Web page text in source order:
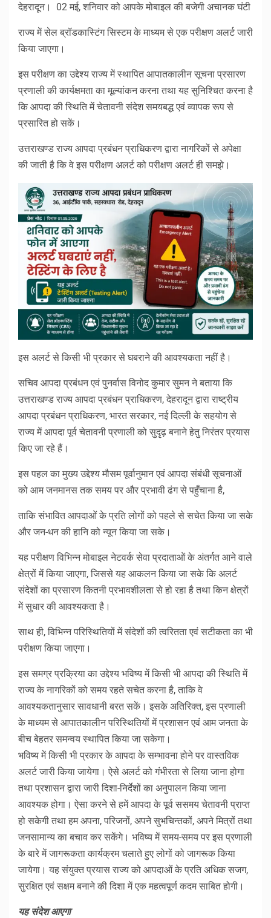
देहरादून। 02 मई, शनिवार को आपके मोबाइल की बजेगी अचानक घंटी
राज्य में सेल ब्रॉडकास्टिंग सिस्टम के माध्यम से एक परीक्षण अलर्ट जारी
किया जाएगा।
इस परीक्षण का उद्देश्य राज्य में स्थापित आपातकालीन सूचना प्रसारण
प्रणाली की कार्यक्षमता का मूल्यांकन करना तथा यह सुनिश्चित करना है
कि आपदा की स्थिति में चेतावनी संदेश समयबद्ध एवं व्यापक रूप से
प्रसारित हो सकें।
उत्तराखण्ड राज्य आपदा प्रबंधन प्राधिकरण द्वारा नागरिकों से अपेक्षा
की जाती है कि वे इस परीक्षण अलर्ट को परीक्षण अलर्ट ही समझे।
इस अलर्ट से किसी भी प्रकार से घबराने की आवश्यकता नहीं है।
सचिव आपदा प्रबंधन एवं पुनर्वास विनोद कुमार सुमन ने बताया कि
उत्तराखण्ड राज्य आपदा प्रबंधन प्राधिकरण, देहरादून द्वारा राष्ट्रीय
आपदा प्रबंधन प्राधिकरण, भारत सरकार, नई दिल्ली के सहयोग से
राज्य में आपदा पूर्व चेतावनी प्रणाली को सुदृढ़ बनाने हेतु निरंतर प्रयास
किए जा रहे हैं।
इस पहल का मुख्य उद्देश्य मौसम पूर्वानुमान एवं आपदा संबंधी सूचनाओं
को आम जनमानस तक समय पर और प्रभावी ढंग से पहुँचाना है,
ताकि संभावित आपदाओं के प्रति लोगों को पहले से सचेत किया जा सके
और जन-धन की हानि को न्यून किया जा सके।
यह परीक्षण विभिन्न मोबाइल नेटवर्क सेवा प्रदाताओं के अंतर्गत आने वाले
क्षेत्रों में किया जाएगा, जिससे यह आकलन किया जा सके कि अलर्ट
संदेशों का प्रसारण कितनी प्रभावशीलता से हो रहा है तथा किन क्षेत्रों
में सुधार की आवश्यकता है।
साथ ही, विभिन्न परिस्थितियों में संदेशों की त्वरितता एवं सटीकता का भी
परीक्षण किया जाएगा।
इस समग्र प्रक्रिया का उद्देश्य भविष्य में किसी भी आपदा की स्थिति में
राज्य के नागरिकों को समय रहते सचेत करना है, ताकि वे
आवश्यकतानुसार सावधानी बरत सकें। इसके अतिरिक्त, इस प्रणाली
के माध्यम से आपातकालीन परिस्थितियों में प्रशासन एवं आम जनता के
बीच बेहतर समन्वय स्थापित किया जा सकेगा।
भविष्य में किसी भी प्रकार के आपदा के सम्भावना होने पर वास्तविक
अलर्ट जारी किया जायेगा। ऐसे अलर्ट को गंभीरता से लिया जाना होगा
तथा प्रशासन द्वारा जारी दिशा-निर्देशों का अनुपालन किया जाना
आवश्यक होगा। ऐसा करने से हमें आपदा के पूर्व ससमय चेतावनी प्राप्त
हो सकेगी तथा हम अपना, परिजनों, अपने सुभचिन्तकों, अपने मित्रों तथा
जनसामान्य का बचाव कर सकेंगे। भविष्य में समय-समय पर इस प्रणाली
के बारे में जागरूकता कार्यक्रम चलाते हुए लोगों को जागरूक किया
जायेगा। यह संयुक्त प्रयास राज्य को आपदाओं के प्रति अधिक सजग,
सुरक्षित एवं सक्षम बनाने की दिशा में एक महत्वपूर्ण कदम साबित होगी।
यह संदेश आएगा